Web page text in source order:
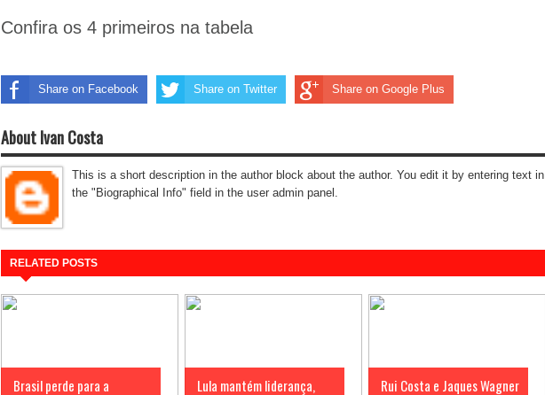
Confira os 4 primeiros na tabela
Share on Facebook Share on Twitter Share on Google Plus
About Ivan Costa
This is a short description in the author block about the author. You edit it by entering text in
the "Biographical Info" field in the user admin panel.
RELATED POSTS
Brasil perde para a
Lula mantém liderança,
Rui Costa e Jaques Wagner